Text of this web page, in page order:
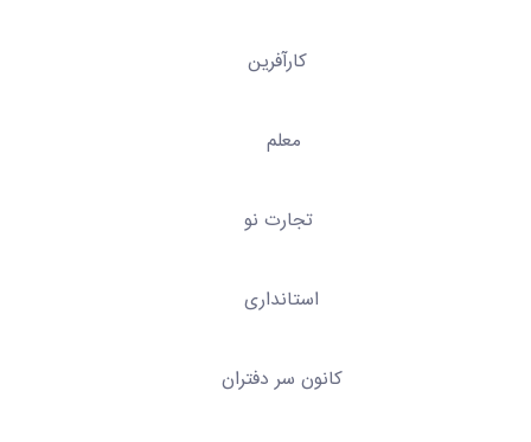
نو
دفتران